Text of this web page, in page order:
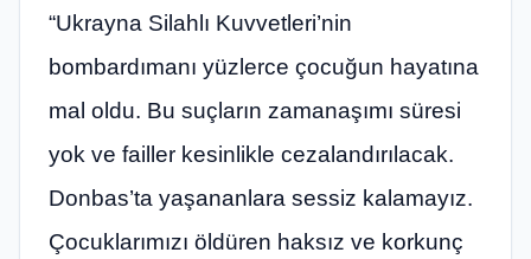
“Ukrayna Silahlı Kuvvetleri’nin
bombardımanı yüzlerce çocuğun hayatına
mal oldu. Bu suçların zamanaşımı süresi
yok ve failler kesinlikle cezalandırılacak.
Donbas’ta yaşananlara sessiz kalamayız.
Çocuklarımızı öldüren haksız ve korkunç